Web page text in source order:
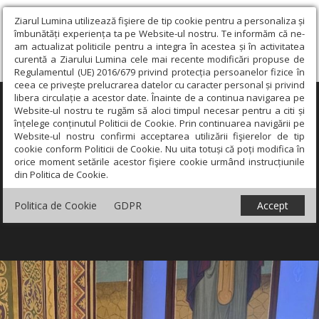
Ziarul Lumina utilizează fişiere de tip cookie pentru a personaliza și
îmbunătăți experiența ta pe Website-ul nostru. Te informăm că ne-
am actualizat politicile pentru a integra în acestea și în activitatea
curentă a Ziarului Lumina cele mai recente modificări propuse de
Regulamentul (UE) 2016/679 privind protecția persoanelor fizice în
ceea ce privește prelucrarea datelor cu caracter personal și privind
libera circulație a acestor date. Înainte de a continua navigarea pe
Website-ul nostru te rugăm să aloci timpul necesar pentru a citi și
înțelege conținutul Politicii de Cookie. Prin continuarea navigării pe
Website-ul nostru confirmi acceptarea utilizării fişierelor de tip
cookie conform Politicii de Cookie. Nu uita totuși că poți modifica în
orice moment setările acestor fişiere cookie urmând instrucțiunile
din Politica de Cookie.
Politica de Cookie GDPR Accept
×